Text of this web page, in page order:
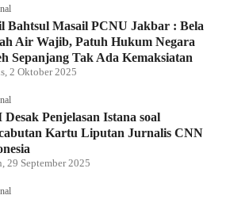
Bahtsul Masail PCNU Jakbar : Bela
Air Wajib, Patuh Hukum Negara
Sepanjang Tak Ada Kemaksiatan
2 Oktober 2025
Penjelasan Istana soal
Kartu Liputan Jurnalis CNN
29 September 2025